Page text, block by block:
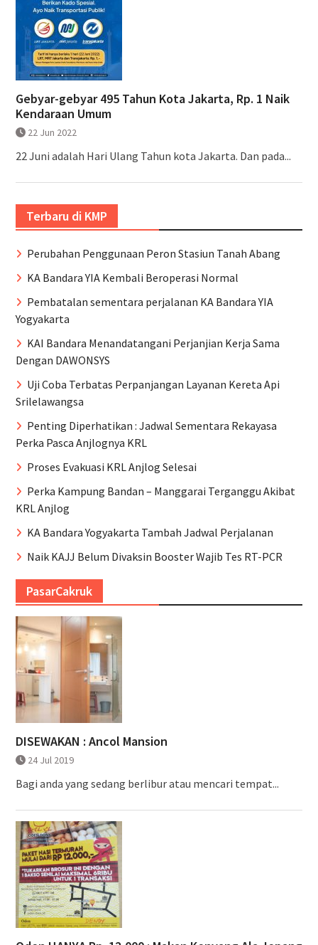
Gebyar-gebyar 495 Tahun Kota Jakarta, Rp. 1 Naik
Kendaraan Umum
22 Jun 2022
22 Juni adalah Hari Ulang Tahun kota Jakarta. Dan pada...
Terbaru di KMP
Perubahan Penggunaan Peron Stasiun Tanah Abang
KA Bandara YIA Kembali Beroperasi Normal
Pembatalan sementara perjalanan KA Bandara YIA
Yogyakarta
KAI Bandara Menandatangani Perjanjian Kerja Sama
Dengan DAWONSYS
Uji Coba Terbatas Perpanjangan Layanan Kereta Api
Srilelawangsa
Penting Diperhatikan : Jadwal Sementara Rekayasa
Perka Pasca Anjlognya KRL
Proses Evakuasi KRL Anjlog Selesai
Perka Kampung Bandan – Manggarai Terganggu Akibat
KRL Anjlog
KA Bandara Yogyakarta Tambah Jadwal Perjalanan
Naik KAJJ Belum Divaksin Booster Wajib Tes RT-PCR
PasarCakruk
DISEWAKAN : Ancol Mansion
24 Jul 2019
Bagi anda yang sedang berlibur atau mencari tempat...